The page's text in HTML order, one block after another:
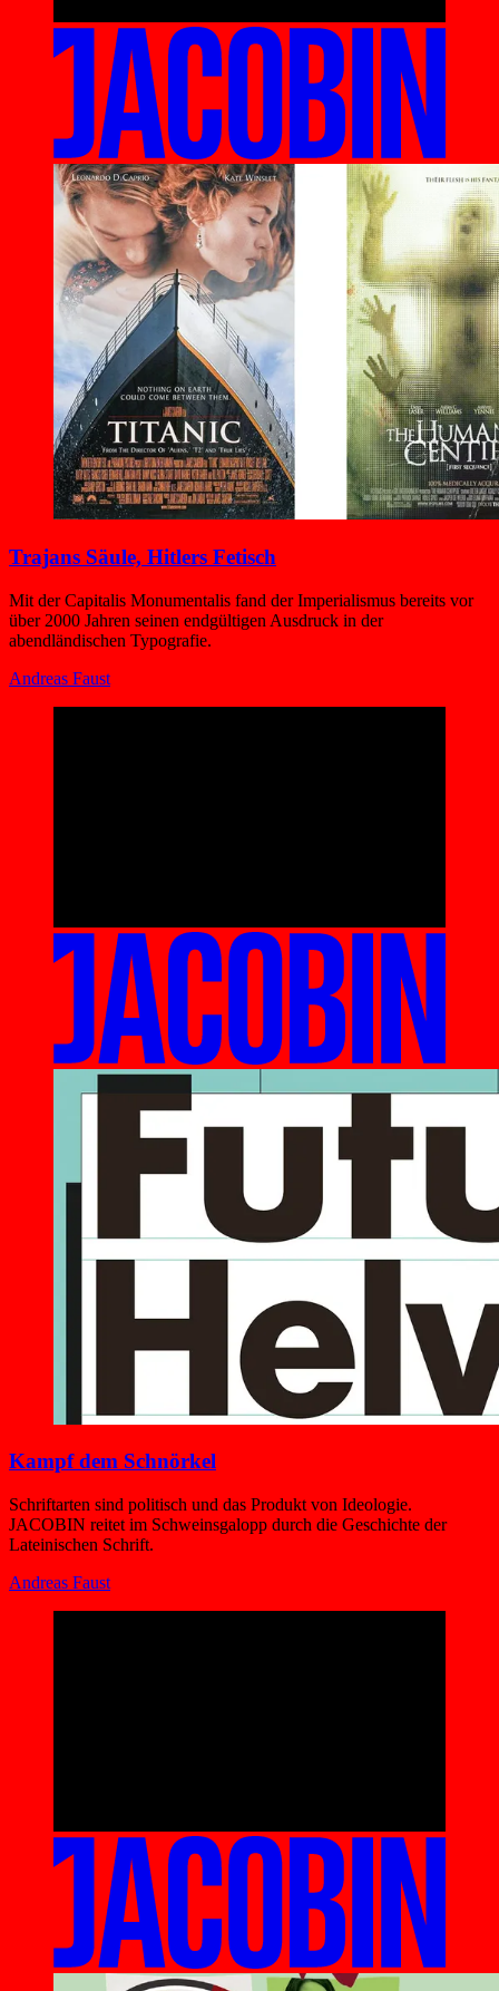
Trajans Säule, Hitlers Fetisch
Mit der Capitalis Monumentalis fand der Imperialismus bereits vor
über 2000 Jahren seinen endgültigen Ausdruck in der
abendländischen Typografie.
Andreas Faust
Kampf dem Schnörkel
Schriftarten sind politisch und das Produkt von Ideologie.
JACOBIN reitet im Schweinsgalopp durch die Geschichte der
Lateinischen Schrift.
Andreas Faust